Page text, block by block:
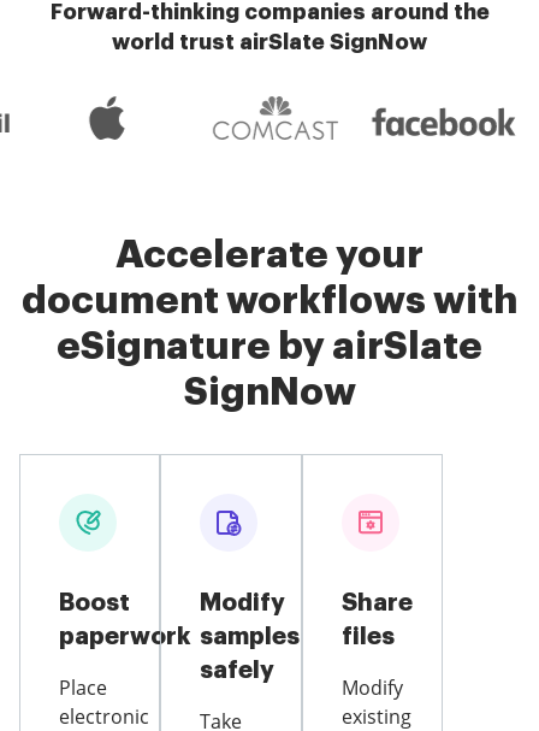
Forward-thinking companies around the
world trust airSlate SignNow
Accelerate your
document workflows with
eSignature by airSlate
SignNow
Boost
paperwork
Place
electronic
Modify
samples
safely
Take
Share
files
Modify
existing